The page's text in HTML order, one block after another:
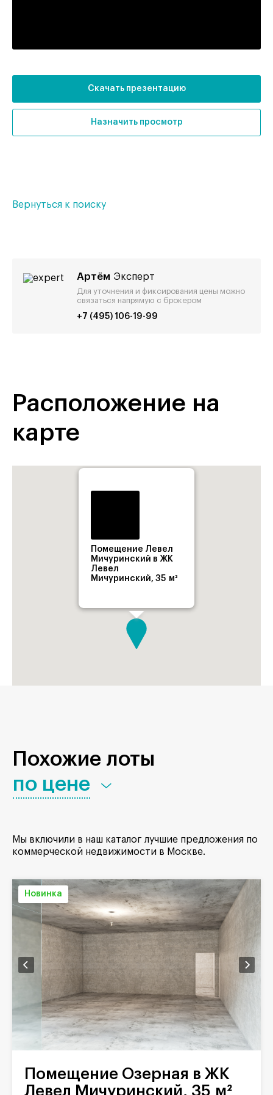
Скачать презентацию
Назначить просмотр
Вернуться к поиску
Артём Эксперт
Для уточнения и фиксирования цены можно
связаться напрямую с брокером
+7 (495) 106-19-99
Расположение на
карте
Помещение Левел
Мичуринский в ЖК
Левел
Мичуринский, 35 м²
Похожие лоты
по цене
Мы включили в наш каталог лучшие предложения по
коммерческой недвижимости в Москве.
Новинка
Помещение Озерная в ЖК
Левел Мичуринский, 35 м²